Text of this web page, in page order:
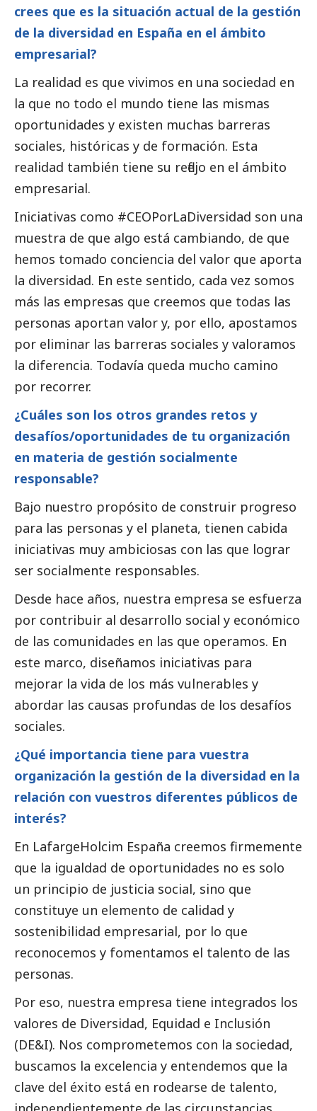
crees que es la situación actual de la gestión
de la diversidad en España en el ámbito
empresarial?
La realidad es que vivimos en una sociedad en
la que no todo el mundo tiene las mismas
oportunidades y existen muchas barreras
sociales, históricas y de formación. Esta
realidad también tiene su reflejo en el ámbito
empresarial.
Iniciativas como #CEOPorLaDiversidad son una
muestra de que algo está cambiando, de que
hemos tomado conciencia del valor que aporta
la diversidad. En este sentido, cada vez somos
más las empresas que creemos que todas las
personas aportan valor y, por ello, apostamos
por eliminar las barreras sociales y valoramos
la diferencia. Todavía queda mucho camino
por recorrer.
¿Cuáles son los otros grandes retos y
desafíos/oportunidades de tu organización
en materia de gestión socialmente
responsable?
Bajo nuestro propósito de construir progreso
para las personas y el planeta, tienen cabida
iniciativas muy ambiciosas con las que lograr
ser socialmente responsables.
Desde hace años, nuestra empresa se esfuerza
por contribuir al desarrollo social y económico
de las comunidades en las que operamos. En
este marco, diseñamos iniciativas para
mejorar la vida de los más vulnerables y
abordar las causas profundas de los desafíos
sociales.
¿Qué importancia tiene para vuestra
organización la gestión de la diversidad en la
relación con vuestros diferentes públicos de
interés?
En LafargeHolcim España creemos firmemente
que la igualdad de oportunidades no es solo
un principio de justicia social, sino que
constituye un elemento de calidad y
sostenibilidad empresarial, por lo que
reconocemos y fomentamos el talento de las
personas.
Por eso, nuestra empresa tiene integrados los
valores de Diversidad, Equidad e Inclusión
(DE&I). Nos comprometemos con la sociedad,
buscamos la excelencia y entendemos que la
clave del éxito está en rodearse de talento,